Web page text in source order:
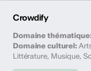
Crowdify
Domaine thématique
Domaine culturel:
Littérature, Musique,